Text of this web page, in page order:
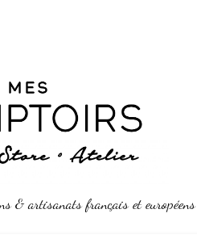
& artisanats français et européens